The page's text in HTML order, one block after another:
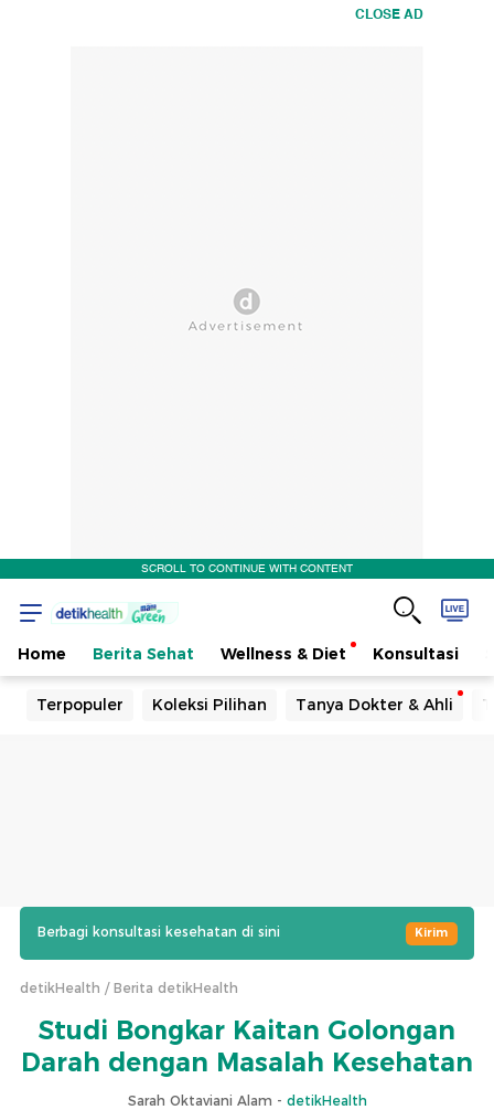
CLOSE AD
SCROLL TO CONTINUE WITH CONTENT
Home Berita Sehat Wellness & Diet Konsultasi
Terpopuler Koleksi Pilihan Tanya Dokter & Ahli
Berbagi konsultasi kesehatan di sini Kirim
detikHealth Berita detikHealth
Studi Bongkar Kaitan Golongan
Darah dengan Masalah Kesehatan
Sarah Oktaviani Alam - detikHealth